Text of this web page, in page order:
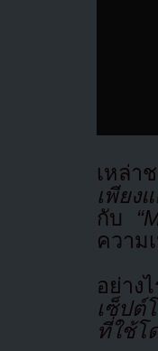
เหล่า
เพียง
กับ
ความ
อย่าง
เซ็ปต์
ที่ใช้โ